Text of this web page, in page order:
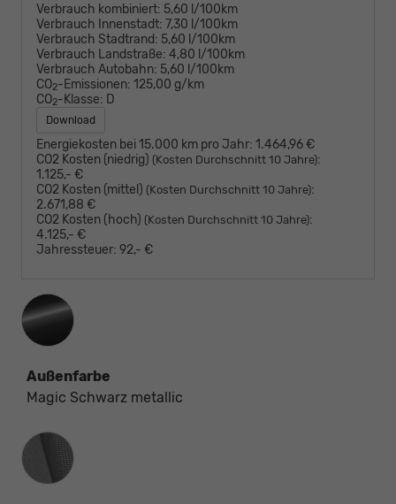
Verbrauch kombiniert: 5,60 l/100km
Verbrauch Innenstadt: 7,30 l/100km
Verbrauch Stadtrand: 5,60 l/100km
Verbrauch Landstraße: 4,80 l/100km
Verbrauch Autobahn: 5,60 l/100km
CO2-Emissionen: 125,00 g/km
CO2-Klasse: D
Download
Energiekosten bei 15.000 km pro Jahr: 1.464,96 €
CO2 Kosten (niedrig) (Kosten Durchschnitt 10 Jahre):
1.125,- €
CO2 Kosten (mittel) (Kosten Durchschnitt 10 Jahre):
2.671,88 €
CO2 Kosten (hoch) (Kosten Durchschnitt 10 Jahre):
4.125,- €
Jahressteuer: 92,- €
Außenfarbe
Magic Schwarz metallic
Innenausstattung